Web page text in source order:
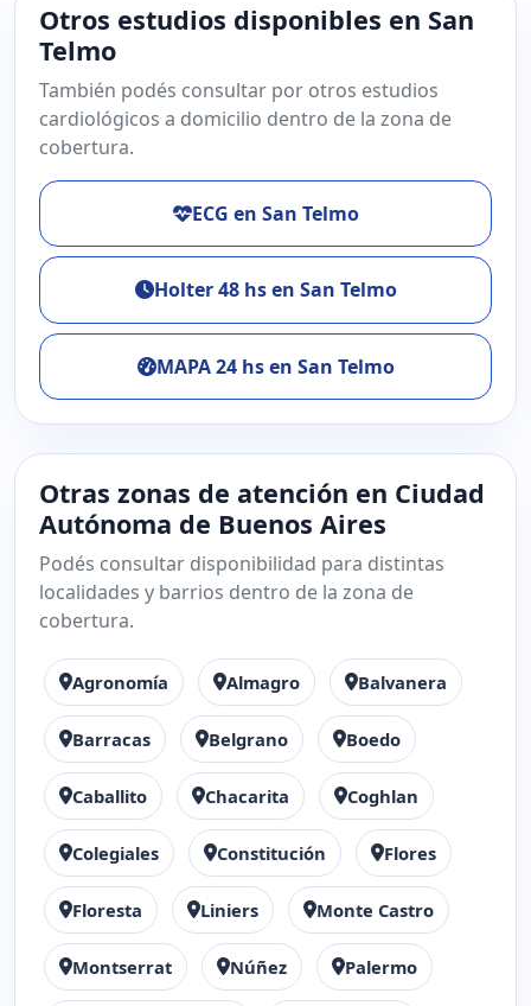
Otros estudios disponibles en San
Telmo
También podés consultar por otros estudios
cardiológicos a domicilio dentro de la zona de
cobertura.
ECG en San Telmo
Holter 48 hs en San Telmo
MAPA 24 hs en San Telmo
Otras zonas de atención en Ciudad
Autónoma de Buenos Aires
Podés consultar disponibilidad para distintas
localidades y barrios dentro de la zona de
cobertura.
Agronomía Almagro Balvanera
Barracas Belgrano Boedo
Caballito Chacarita Coghlan
Colegiales Constitución Flores
Floresta Liniers Monte Castro
Montserrat Núñez Palermo